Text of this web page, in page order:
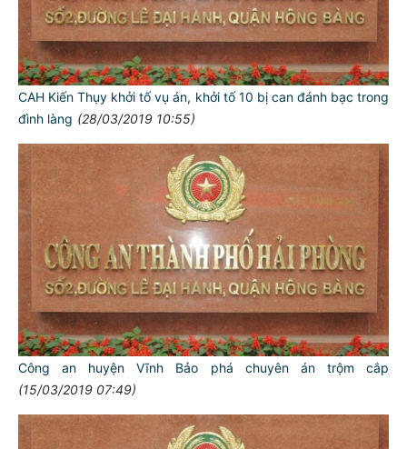
CAH Kiến Thụy khởi tố vụ án, khởi tố 10 bị can đánh bạc trong
đình làng (28/03/2019 10:55)
Công an huyện Vĩnh Bảo phá chuyên án trộm cắp
(15/03/2019 07:49)